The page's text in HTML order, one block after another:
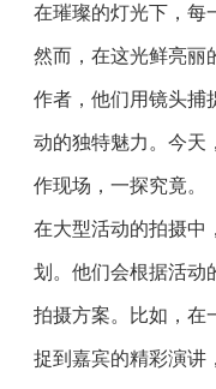
在璀璨的灯光下，每
然而，在这光鲜亮丽
作者，他们用镜头捕
动的独特魅力。今天
作现场，一探究竟。
在大型活动的拍摄中
划。他们会根据活动
拍摄方案。比如，在
捉到嘉宾的精彩演讲